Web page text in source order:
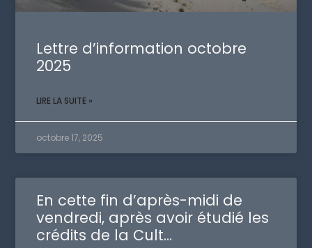
Lettre d’information octobre
2025
LIRE LA SUITE »
octobre 17, 2025
En cette fin d’après-midi de
vendredi, après avoir étudié les
crédits de la Cult…